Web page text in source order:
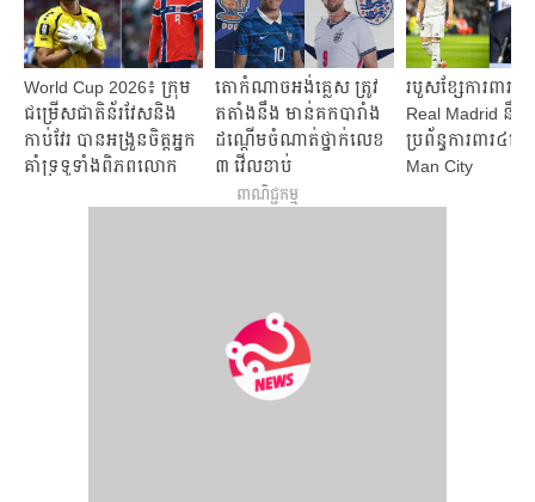
World Cup 2026៖ ក្រុម
ជម្រើសជាតិន័រវែសនិង
កាប់វែរ បានអង្រួនចិត្តអ្នក
គាំទ្រទូទាំងពិភពលោក
តោកំណាចអង់គ្លេស ត្រូវ
តតាំងនឹង មាន់គកបារាំង
ដណ្តើមចំណាត់ថ្នាក់លេខ
៣ វើលខាប់
របួស​ខ្សែការពារ​ច្រ
Real Madrid នឹង​ប្
ប្រព័ន្ធ​ការពារ​៤​នេ
Man City ​
ពាណិជ្ជកម្ម